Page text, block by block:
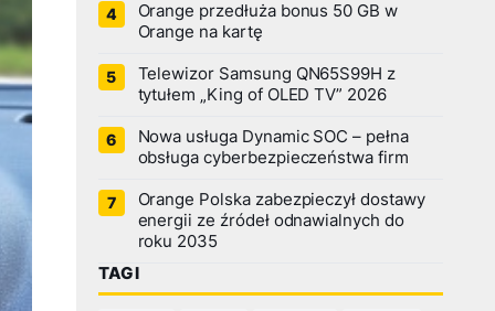
Orange przedłuża bonus 50 GB w
Orange na kartę
Telewizor Samsung QN65S99H z
tytułem „King of OLED TV” 2026
Nowa usługa Dynamic SOC – pełna
obsługa cyberbezpieczeństwa firm
Orange Polska zabezpieczył dostawy
energii ze źródeł odnawialnych do
roku 2035
TAGI